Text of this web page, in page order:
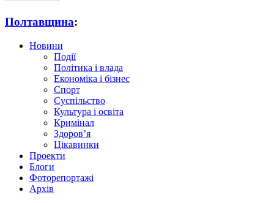
Полтавщина:
Новини
Події
Політика і влада
Економіка і бізнес
Спорт
Суспільство
Культура і освіта
Кримінал
Здоров’я
Цікавинки
Проекти
Блоги
Фоторепортажі
Архів